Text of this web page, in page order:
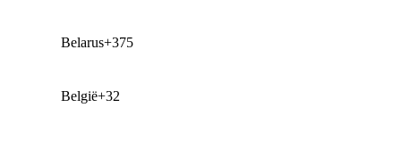
Belarus+375
België+32